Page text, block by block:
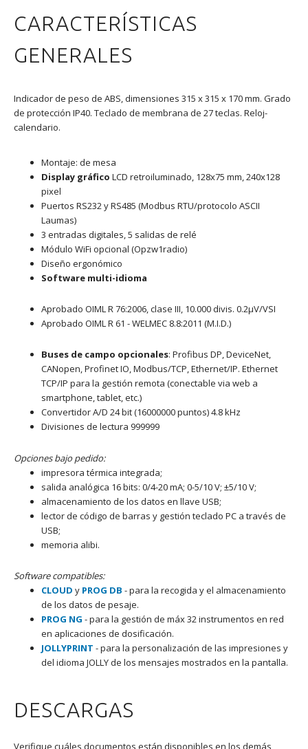
CARACTERÍSTICAS
GENERALES
Indicador de peso de ABS, dimensiones 315 x 315 x 170 mm. Grado
de protección IP40. Teclado de membrana de 27 teclas. Reloj-
calendario.
Montaje: de mesa
Display gráfico LCD retroiluminado, 128x75 mm, 240x128
pixel
Puertos RS232 y RS485 (Modbus RTU/protocolo ASCII
Laumas)
3 entradas digitales, 5 salidas de relé
Módulo WiFi opcional (Opzw1radio)
Diseño ergonómico
Software multi-idioma
Aprobado OIML R 76:2006, clase III, 10.000 divis. 0.2μV/VSI
Aprobado OIML R 61 - WELMEC 8.8:2011 (M.I.D.)
Buses de campo opcionales: Profibus DP, DeviceNet,
CANopen, Profinet IO, Modbus/TCP, Ethernet/IP. Ethernet
TCP/IP para la gestión remota (conectable via web a
smartphone, tablet, etc.)
Convertidor A/D 24 bit (16000000 puntos) 4.8 kHz
Divisiones de lectura 999999
Opciones bajo pedido:
impresora térmica integrada;
salida analógica 16 bits: 0/4-20 mA; 0-5/10 V; ±5/10 V;
almacenamiento de los datos en llave USB;
lector de código de barras y gestión teclado PC a través de
USB;
memoria alibi.
Software compatibles:
CLOUD y PROG DB - para la recogida y el almacenamiento
de los datos de pesaje.
PROG NG - para la gestión de máx 32 instrumentos en red
en aplicaciones de dosificación.
JOLLYPRINT - para la personalización de las impresiones y
del idioma JOLLY de los mensajes mostrados en la pantalla.
DESCARGAS
Verifique cuáles documentos están disponibles en los demás